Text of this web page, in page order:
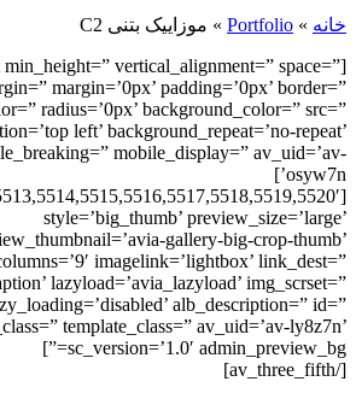
خانه »
Portfolio
» موزاییک بتنی C2
vertical_alignment=” space=”
margin=’0px’ padding=’0px’ border=”
radius=’0px’ background_color=” src=”
left’ background_repeat=’no-repeat’
mobile_display=” av_uid=’av-
osyw7n’]
style=’big_thumb’ preview_size=’large’
gallery-big-crop-thumb’
imagelink=’lightbox’ link_dest=”
lazyload=’avia_lazyload’ img_scrset=”
alb_description=” id=”
template_class=” av_uid=’av-ly8z7n’
sc_version=’1.0′ admin_preview_bg=”]
[/av_three_fifth]